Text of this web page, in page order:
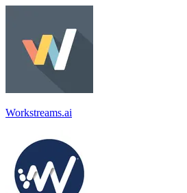
Workstreams.ai